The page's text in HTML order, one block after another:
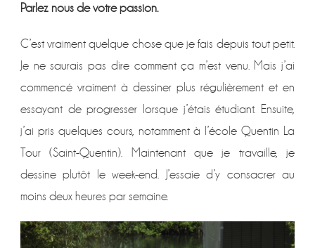
Parlez nous de votre passion.
C’est vraiment quelque chose que je fais depuis tout petit.
Je ne saurais pas dire comment ça m’est venu. Mais j’ai
commencé vraiment à dessiner plus régulièrement et en
essayant de progresser lorsque j’étais étudiant. Ensuite,
j’ai pris quelques cours, notamment à l’école Quentin La
Tour (Saint-Quentin). Maintenant que je travaille, je
dessine plutôt le week-end. J’essaie d’y consacrer au
moins deux heures par semaine.